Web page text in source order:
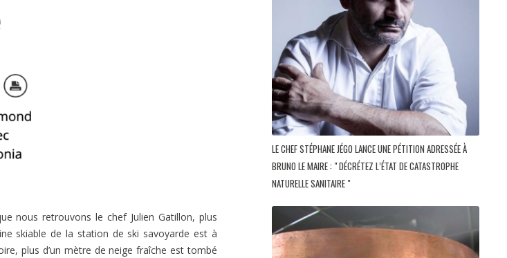
nous retrouvons le chef Julien Gatillon, plus
skiable de la station de ski savoyarde est à
plus d’un mètre de neige fraîche est tombé
LE CHEF STÉPHANE JÉGO LANCE UNE PÉTITION ADRESSÉE À
BRUNO LE MAIRE : " DÉCRÉTEZ L’ÉTAT DE CATASTROPHE
NATURELLE SANITAIRE "